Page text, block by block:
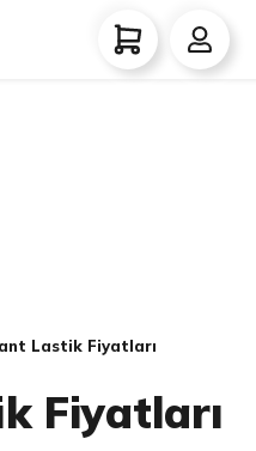
Lastik Fiyatları
Fiyatları